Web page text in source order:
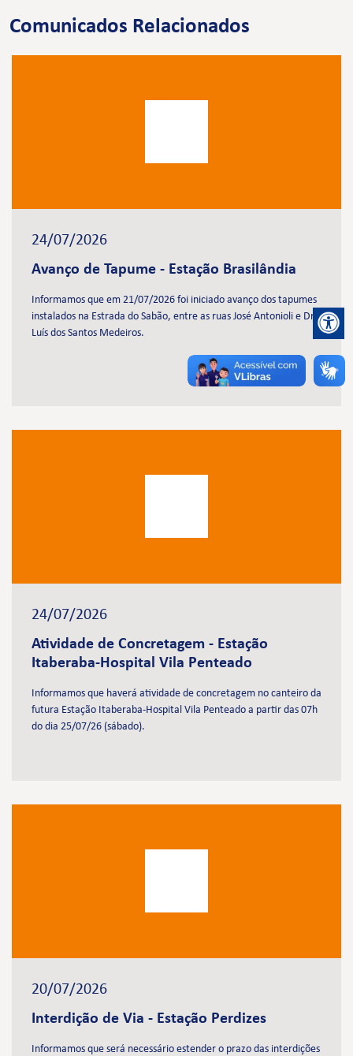
Comunicados Relacionados
24/07/2026
Avanço de Tapume - Estação Brasilândia
Informamos que em 21/07/2026 foi iniciado avanço dos tapumes
instalados na Estrada do Sabão, entre as ruas José Antonioli e Dr.
Luís dos Santos Medeiros.
24/07/2026
Atividade de Concretagem - Estação
Itaberaba-Hospital Vila Penteado
Informamos que haverá atividade de concretagem no canteiro da
futura Estação Itaberaba-Hospital Vila Penteado a partir das 07h
do dia 25/07/26 (sábado).
20/07/2026
Interdição de Via - Estação Perdizes
Informamos que será necessário estender o prazo das interdições